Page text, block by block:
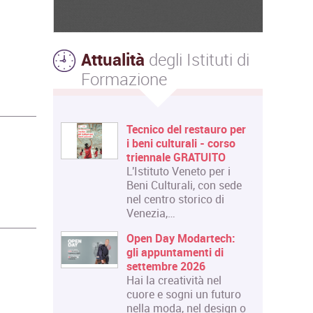
Attualità degli Istituti di
Formazione
Tecnico del restauro per
i beni culturali - corso
triennale GRATUITO
L'Istituto Veneto per i
Beni Culturali, con sede
nel centro storico di
Venezia,…
Open Day Modartech:
gli appuntamenti di
settembre 2026
Hai la creatività nel
cuore e sogni un futuro
nella moda, nel design o